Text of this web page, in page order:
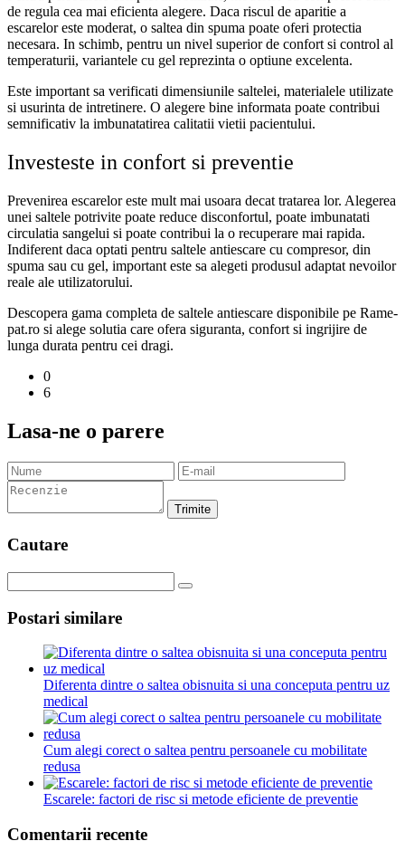
de regula cea mai eficienta alegere. Daca riscul de aparitie a
escarelor este moderat, o saltea din spuma poate oferi protectia
necesara. In schimb, pentru un nivel superior de confort si control al
temperaturii, variantele cu gel reprezinta o optiune excelenta.
Este important sa verificati dimensiunile saltelei, materialele utilizate
si usurinta de intretinere. O alegere bine informata poate contribui
semnificativ la imbunatatirea calitatii vietii pacientului.
Investeste in confort si preventie
Prevenirea escarelor este mult mai usoara decat tratarea lor. Alegerea
unei saltele potrivite poate reduce disconfortul, poate imbunatati
circulatia sangelui si poate contribui la o recuperare mai rapida.
Indiferent daca optati pentru saltele antiescare cu compresor, din
spuma sau cu gel, important este sa alegeti produsul adaptat nevoilor
reale ale utilizatorului.
Descopera gama completa de saltele antiescare disponibile pe Rame-
pat.ro si alege solutia care ofera siguranta, confort si ingrijire de
lunga durata pentru cei dragi.
0
6
Lasa-ne o parere
Trimite
Cautare
Postari similare
Diferenta dintre o saltea obisnuita si una conceputa pentru uz
medical
Cum alegi corect o saltea pentru persoanele cu mobilitate
redusa
Escarele: factori de risc si metode eficiente de preventie
Comentarii recente